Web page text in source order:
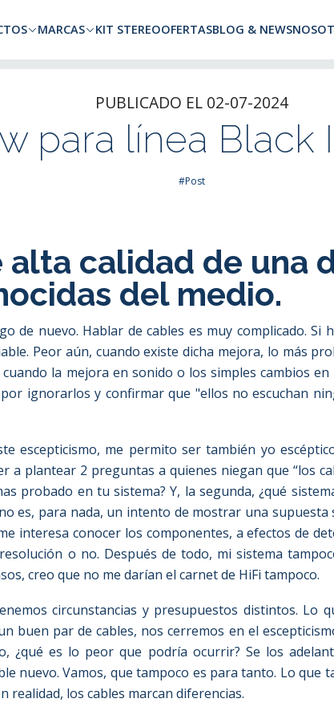
MARCAS KIT STEREOOFERTASBLOG & NEWS
a todo Chile. Envíos gratuitos a Región Metropolitana por compras
PUBLICADO EL 02-07-2024
para línea Black
#Post
alta calidad de una
del medio.
de nuevo. Hablar de cables es muy complicado. Si
Peor aún, cuando existe dicha mejora, lo más
la mejora en sonido o los simples cambios
ignorarlos y confirmar que "ellos no escuchan
escepticismo, me permito ser también yo
a plantear 2 preguntas a quienes niegan que “los
probado en tu sistema? Y, la segunda, ¿qué
es, para nada, un intento de mostrar una
interesa conocer los componentes, a efectos de
o no. Después de todo, mi sistema
creo que no me darían el carnet de HiFi tampoco.
circunstancias y presupuestos distintos. Lo
buen par de cables, nos cerremos en el
¿qué es lo peor que podría ocurrir? Se los
nuevo. Vamos, que tampoco es para tanto. Lo que
realidad, los cables marcan diferencias.